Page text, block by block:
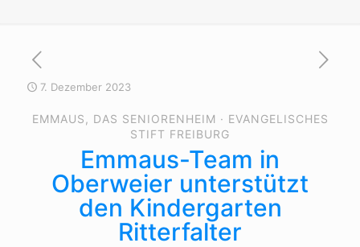
7. Dezember 2023
EMMAUS, DAS SENIORENHEIM · EVANGELISCHES
STIFT FREIBURG
Emmaus-Team in
Oberweier unterstützt
den Kindergarten
Ritterfalter